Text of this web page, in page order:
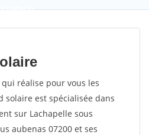
(100%)75
votes
réalise pour vous les
solaire est spécialisée dans
sur Lachapelle sous
aubenas 07200 et ses